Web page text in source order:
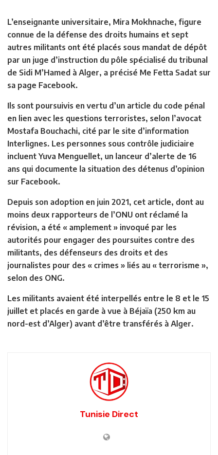
L’enseignante universitaire, Mira Mokhnache, figure
connue de la défense des droits humains et sept
autres militants ont été placés sous mandat de dépôt
par un juge d’instruction du pôle spécialisé du tribunal
de Sidi M’Hamed à Alger, a précisé Me Fetta Sadat sur
sa page Facebook.
Ils sont poursuivis en vertu d’un article du code pénal
en lien avec les questions terroristes, selon l’avocat
Mostafa Bouchachi, cité par le site d’information
Interlignes. Les personnes sous contrôle judiciaire
incluent Yuva Menguellet, un lanceur d’alerte de 16
ans qui documente la situation des détenus d’opinion
sur Facebook.
Depuis son adoption en juin 2021, cet article, dont au
moins deux rapporteurs de l’ONU ont réclamé la
révision, a été « amplement » invoqué par les
autorités pour engager des poursuites contre des
militants, des défenseurs des droits et des
journalistes pour des « crimes » liés au « terrorisme »,
selon des ONG.
Les militants avaient été interpellés entre le 8 et le 15
juillet et placés en garde à vue à Béjaïa (250 km au
nord-est d’Alger) avant d’être transférés à Alger.
Tunisie Direct